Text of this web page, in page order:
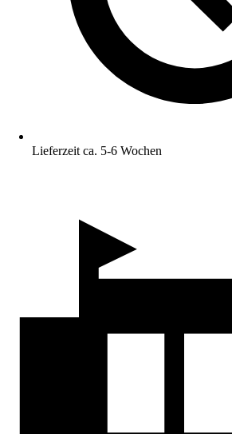
Lieferzeit ca. 5-6 Wochen